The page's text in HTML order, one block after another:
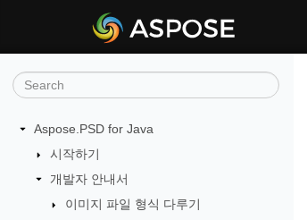
Aspose.PSD for Java
시작하기
개발자 안내서
이미지 파일 형식 다루기